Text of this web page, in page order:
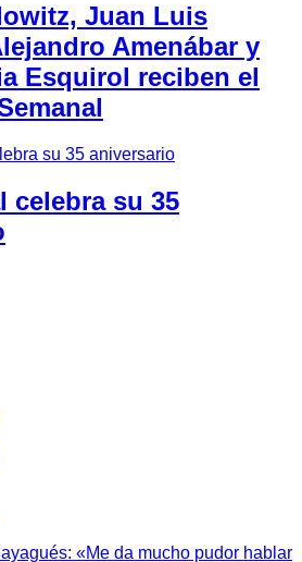
Juan Luis
Amenábar y
Esquirol reciben el
celebra su 35